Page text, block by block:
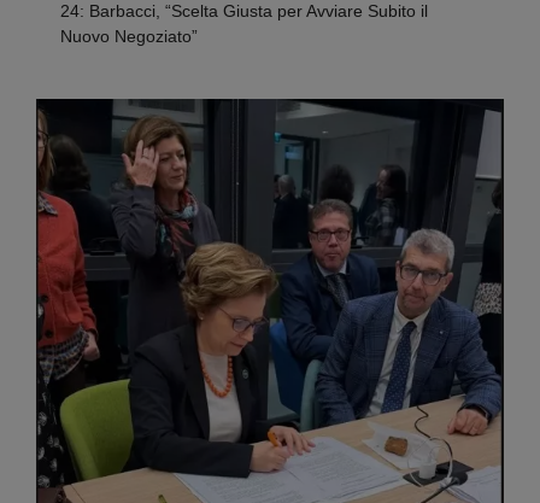
24: Barbacci, “Scelta Giusta per Avviare Subito il
Nuovo Negoziato”